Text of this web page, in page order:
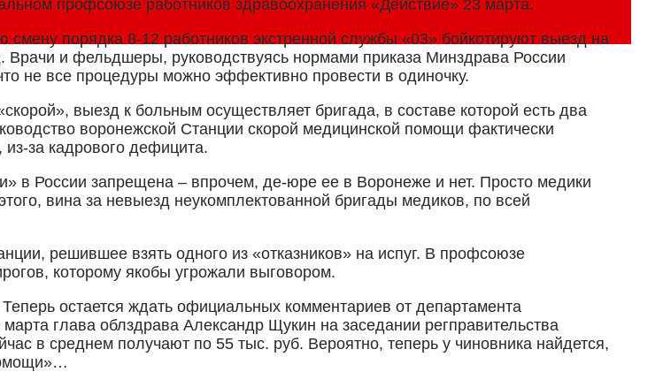
профсоюзе работников здравоохранения «Действие» 23 марта.
порядка 8-12 работников экстренной службы «03» бойкотируют выезд на
Врачи и фельдшеры, руководствуясь нормами приказа Минздрава России
не все процедуры можно эффективно провести в одиночку.
выезд к больным осуществляет бригада, в составе которой есть два
воронежской Станции скорой медицинской помощи фактически
за кадрового дефицита.
в России запрещена – впрочем, де-юре ее в Воронеже и нет. Просто медики
вина за невыезд неукомплектованной бригады медиков, по всей
решившее взять одного из «отказников» на испуг. В профсоюзе
которому якобы угрожали выговором.
остается ждать официальных комментариев от департамента
глава облздрава Александр Щукин на заседании регправительства
в среднем получают по 55 тыс. руб. Вероятно, теперь у чиновника найдется,